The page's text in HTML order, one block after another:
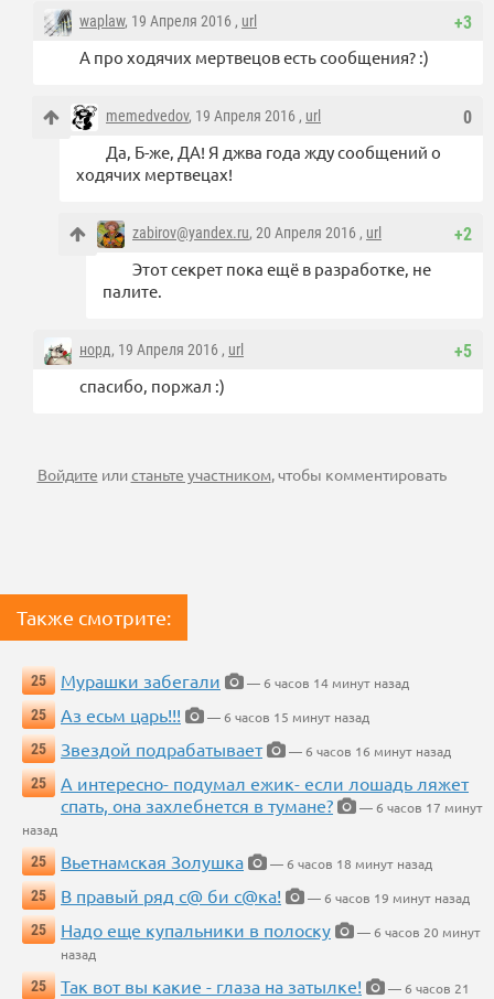
+3
waplaw, 19 Апреля 2016 , url
А про ходячих мертвецов есть сообщения? :)
0
memedvedov, 19 Апреля 2016 , url
Да, Б-же, ДА! Я джва года жду сообщений о
ходячих мертвецах!
+2
zabirov@yandex.ru, 20 Апреля 2016 , url
Этот секрет пока ещё в разработке, не
палите.
+5
норд, 19 Апреля 2016 , url
спасибо, поржал :)
Войдите илистаньте участником, чтобы комментировать
Также смотрите:
25 Мурашки забегали
— 6 часов 14 минут назад
25
Аз есьм царь!!!
— 6 часов 15 минут назад
25
Звездой подрабатывает
— 6 часов 16 минут назад
25
А интересно- подумал ежик- если лошадь ляжет
спать, она захлебнется в тумане?
— 6 часов 17 минут
назад
25
Вьетнамская Золушка
— 6 часов 18 минут назад
25
В правый ряд с@ би с@ка!
— 6 часов 19 минут назад
25
Надо еще купальники в полоску
— 6 часов 20 минут
назад
25
Так вот вы какие - глаза на затылке!
— 6 часов 21